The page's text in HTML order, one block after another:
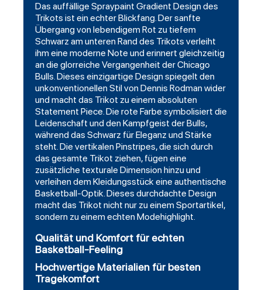
Das auffällige Spraypaint Gradient Design des
Trikots ist ein echter Blickfang. Der sanfte
Übergang von lebendigem Rot zu tiefem
Schwarz am unteren Rand des Trikots verleiht
ihm eine moderne Note und erinnert gleichzeitig
an die glorreiche Vergangenheit der Chicago
Bulls. Dieses einzigartige Design spiegelt den
unkonventionellen Stil von Dennis Rodman wider
und macht das Trikot zu einem absoluten
Statement Piece. Die rote Farbe symbolisiert die
Leidenschaft und den Kampfgeist der Bulls,
während das Schwarz für Eleganz und Stärke
steht. Die vertikalen Pinstripes, die sich durch
das gesamte Trikot ziehen, fügen eine
zusätzliche texturale Dimension hinzu und
verleihen dem Kleidungsstück eine authentische
Basketball-Optik. Dieses durchdachte Design
macht das Trikot nicht nur zu einem Sportartikel,
sondern zu einem echten Modehighlight.
Qualität und Komfort für echten
Basketball-Feeling
Hochwertige Materialien für besten
Tragekomfort